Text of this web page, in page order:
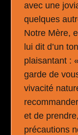
avec une
quelques
Notre Mère,
lui dit d’un
plaisantant :
garde de
vivacité
et de
précautions